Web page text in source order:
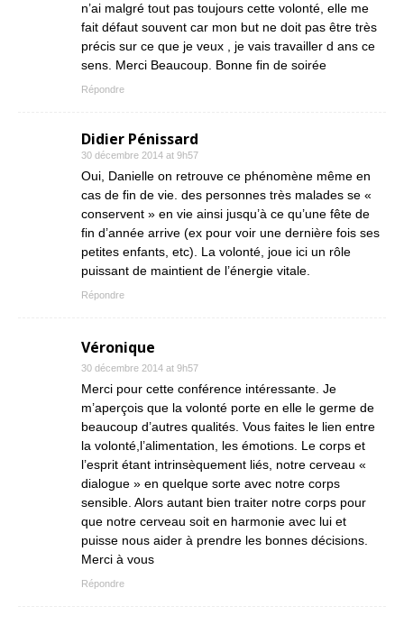
n’ai malgré tout pas toujours cette volonté, elle me
fait défaut souvent car mon but ne doit pas être très
précis sur ce que je veux , je vais travailler d ans ce
sens. Merci Beaucoup. Bonne fin de soirée
Répondre
Didier Pénissard
30 décembre 2014 at 9h57
Oui, Danielle on retrouve ce phénomène même en
cas de fin de vie. des personnes très malades se «
conservent » en vie ainsi jusqu’à ce qu’une fête de
fin d’année arrive (ex pour voir une dernière fois ses
petites enfants, etc). La volonté, joue ici un rôle
puissant de maintient de l’énergie vitale.
Répondre
Véronique
30 décembre 2014 at 9h57
Merci pour cette conférence intéressante. Je
m’aperçois que la volonté porte en elle le germe de
beaucoup d’autres qualités. Vous faites le lien entre
la volonté,l’alimentation, les émotions. Le corps et
l’esprit étant intrinsèquement liés, notre cerveau «
dialogue » en quelque sorte avec notre corps
sensible. Alors autant bien traiter notre corps pour
que notre cerveau soit en harmonie avec lui et
puisse nous aider à prendre les bonnes décisions.
Merci à vous
Répondre